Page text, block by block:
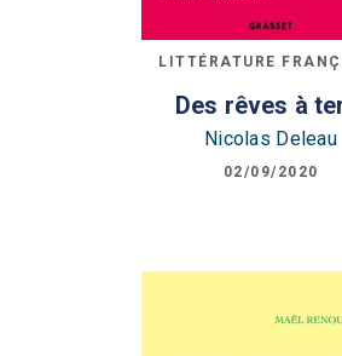
LITTÉRATURE
Des rêves à
Nicolas Deleau
02/09/2020